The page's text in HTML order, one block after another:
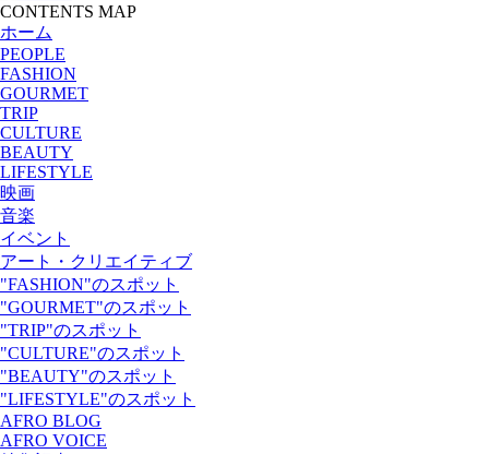
CONTENTS MAP
ホーム
PEOPLE
FASHION
GOURMET
TRIP
CULTURE
BEAUTY
LIFESTYLE
映画
音楽
イベント
アート・クリエイティブ
"FASHION"のスポット
"GOURMET"のスポット
"TRIP"のスポット
"CULTURE"のスポット
"BEAUTY"のスポット
"LIFESTYLE"のスポット
AFRO BLOG
AFRO VOICE